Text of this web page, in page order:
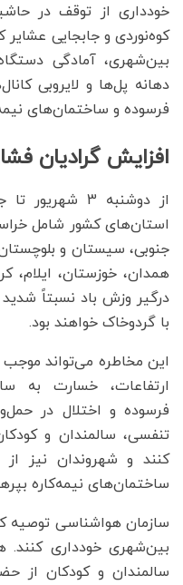
خودداری از توقف در
کوه‌نوردی و جابجایی
بین‌شهری، آمادگی
دهانه پل‌ها و لایروبی
فرسوده و ساختمان‌های
افزایش گرادیان
استان‌های کشور شامل
جنوبی، سیستان و
همدان، خوزستان، ایلام،
درگیر وزش باد نسبتاً
با گردوخاک خواهند بود.
این مخاطره می‌تواند
ارتفاعات، خسارت به
فرسوده و اختلال در
تنفسی، سالمندان و
کنند و شهروندان نیز از
ساختمان‌های نیمه‌کاره
سازمان هواشناسی توصیه
بین‌شهری خودداری کنند.
سالمندان و کودکان از